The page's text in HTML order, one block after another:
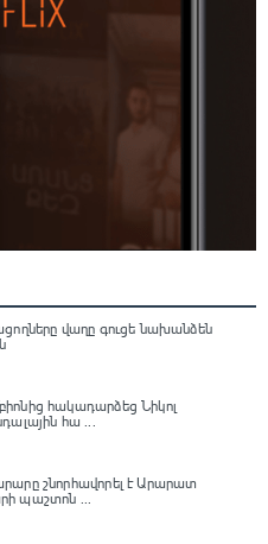
վաղը գուցե նախանձեն
հակադարձեց Նիկոլ
հա ...
շնորհավորել է Արարատ
պաշտոն ...